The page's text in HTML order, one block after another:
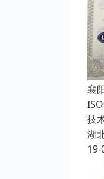
襄
技
湖
19-